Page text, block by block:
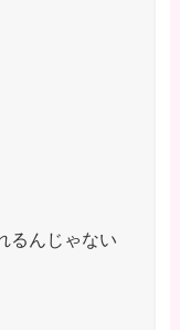
るんじゃない